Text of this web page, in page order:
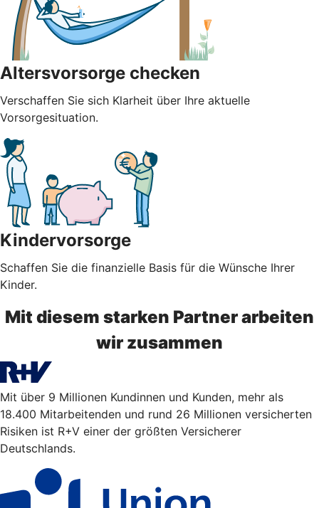
Altersvorsorge checken
Verschaffen Sie sich Klarheit über Ihre aktuelle
Vorsorgesituation.
Kindervorsorge
Schaffen Sie die finanzielle Basis für die Wünsche Ihrer
Kinder.
Mit diesem starken Partner arbeiten
wir zusammen
Mit über 9 Millionen Kundinnen und Kunden, mehr als
18.400 Mitarbeitenden und rund 26 Millionen versicherten
Risiken ist R+V einer der größten Versicherer
Deutschlands.